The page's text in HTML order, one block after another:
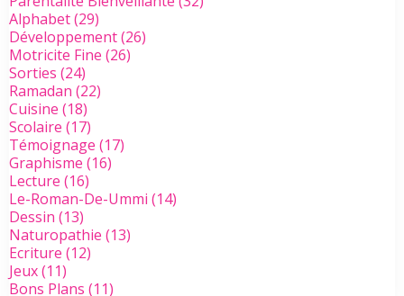
Alphabet(29)
Développement(26)
Motricite Fine (26)
Sorties (24)
Ramadan (22)
Cuisine (18)
Scolaire (17)
Témoignage (17)
Graphisme (16)
Lecture (16)
Le-Roman-De-Ummi (14)
Dessin (13)
Naturopathie (13)
Ecriture (12)
Jeux(11)
Bons Plans (11)